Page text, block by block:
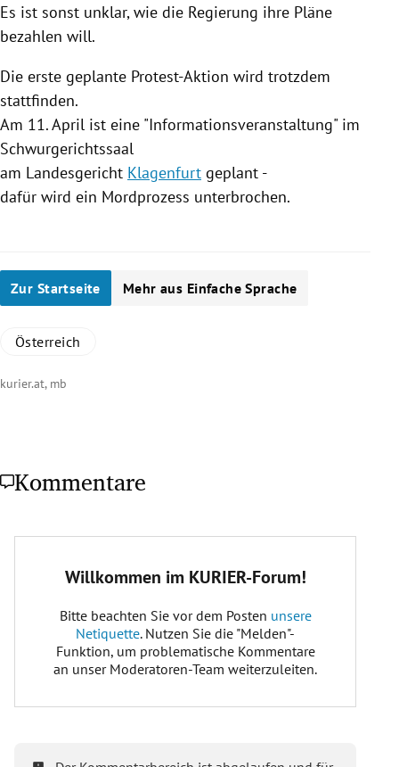
Es ist sonst unklar, wie die Regierung ihre Pläne
bezahlen will.
Die erste geplante Protest-Aktion wird trotzdem
stattfinden.
Am 11. April ist eine "Informationsveranstaltung" im
Schwurgerichtssaal
am Landesgericht Klagenfurt geplant -
dafür wird ein Mordprozess unterbrochen.
Zur Startseite Mehr aus Einfache Sprache
Österreich
kurier.at, mb
Kommentare